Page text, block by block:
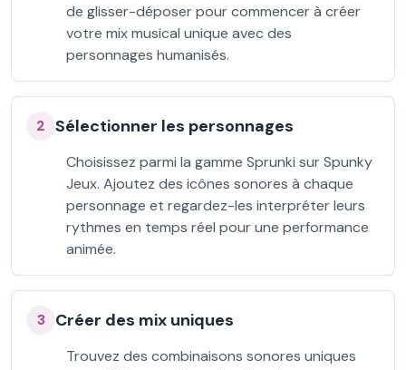
de glisser-déposer pour commencer à créer
votre mix musical unique avec des
personnages humanisés.
2 Sélectionner les personnages
Choisissez parmi la gamme Sprunki sur Spunky
Jeux. Ajoutez des icônes sonores à chaque
personnage et regardez-les interpréter leurs
rythmes en temps réel pour une performance
animée.
3 Créer des mix uniques
Trouvez des combinaisons sonores uniques